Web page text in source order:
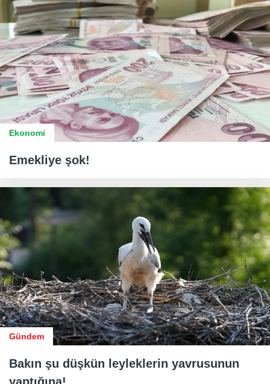
Ekonomi
Emekliye şok!
Gündem
Bakın şu düşkün leyleklerin yavrusunun